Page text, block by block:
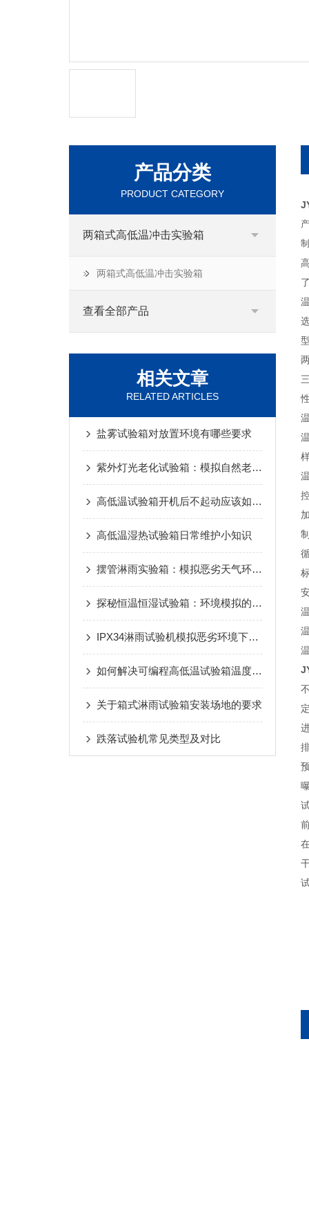
产品分类
PRODUCT CATEGORY
两箱式高低温冲击实验箱
两箱式高低温冲击实验箱
查看全部产品
相关文章
RELATED ARTICLES
盐雾试验箱对放置环境有哪些要求
紫外灯光老化试验箱：模拟自然老化的科技助手
高低温试验箱开机后不起动应该如何解决？
高低温湿热试验箱日常维护小知识
摆管淋雨实验箱：模拟恶劣天气环境，检测产品耐候性能
探秘恒温恒湿试验箱：环境模拟的得力助手
IPX34淋雨试验机模拟恶劣环境下的防水测试
如何解决可编程高低温试验箱温度不稳定的问题
关于箱式淋雨试验箱安装场地的要求
跌落试验机常见类型及对比